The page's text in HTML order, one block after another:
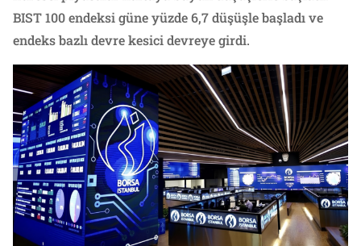
BIST 100 endeksi güne yüzde 6,7 düşüşle başladı ve
endeks bazlı devre kesici devreye girdi.